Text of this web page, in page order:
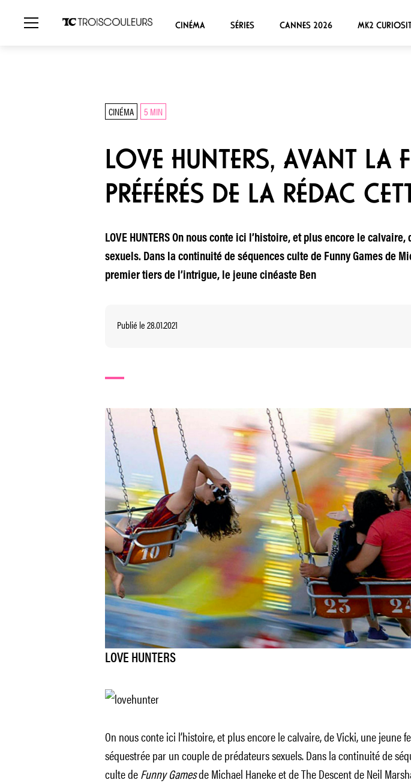
CINÉMA SÉRIES CANNES 2026 MK2
CINÉMA 5 MIN
LOVE HUNTERS, AVANT LA
PRÉFÉRÉS DE LA RÉDAC
LOVE HUNTERS On nous conte ici l’histoire, et plus encore le
sexuels. Dans la continuité de séquences culte de Funny Games de
premier tiers de l’intrigue, le jeune cinéaste Ben
Publié le 28.01.2021
LOVE HUNTERS
On nous conte ici l’histoire, et plus encore le calvaire, de Vicki, une jeune
séquestrée par un couple de prédateurs sexuels. Dans la continuité de
culte deFunny Gamesde Michael Haneke et de The Descent de Neil